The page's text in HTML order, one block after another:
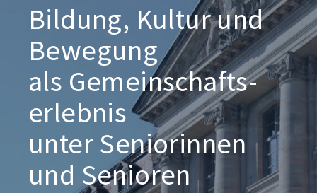
Bildung, Kultur und
Bewegung
als Gemeinschafts­
erlebnis
unter Seniorinnen
und Senioren